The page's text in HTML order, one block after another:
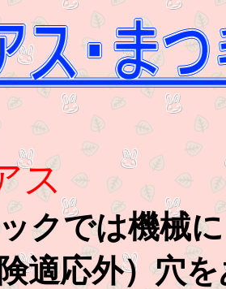
ス
クでは機械
適応外）穴